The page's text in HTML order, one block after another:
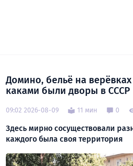
Домино, бельё на
каками были дворы в СССР
09:02 2026-08-09 11 мин 0
Здесь мирно сосуществовали
каждого была своя территория